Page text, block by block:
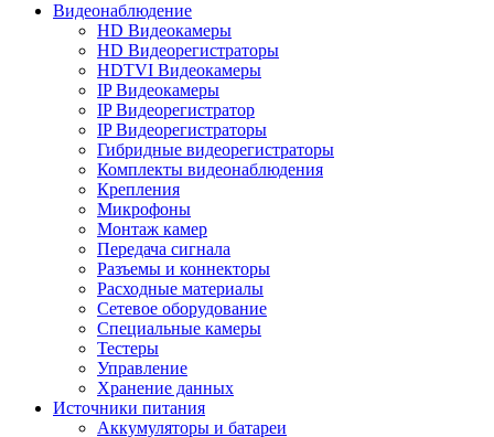
Видеонаблюдение
HD Видеокамеры
HD Видеорегистраторы
HDTVI Видеокамеры
IP Видеокамеры
IP Видеорегистратор
IP Видеорегистраторы
Гибридные видеорегистраторы
Комплекты видеонаблюдения
Крепления
Микрофоны
Монтаж камер
Передача сигнала
Разъемы и коннекторы
Расходные материалы
Сетевое оборудование
Специальные камеры
Тестеры
Управление
Хранение данных
Источники питания
Аккумуляторы и батареи